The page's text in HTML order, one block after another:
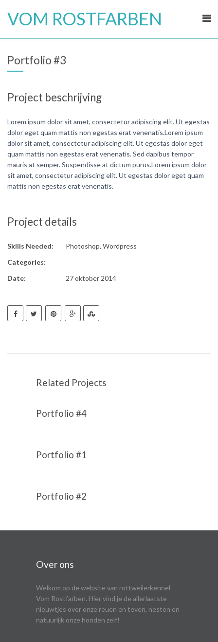
to
content
VOM ROSTFARBEN
Portfolio #3
Project beschrijving
Lorem ipsum dolor sit amet, consectetur adipiscing elit. Ut egestas
dolor eget quam mattis non egestas erat venenatis.Lorem ipsum
dolor sit amet, consectetur adipiscing elit. Ut egestas dolor eget
quam mattis non egestas erat venenatis. Sed dapibus tempor
mauris at semper. Suspendisse at dictum purus.Lorem ipsum dolor
sit amet, consectetur adipiscing elit. Ut egestas dolor eget quam
mattis non egestas erat venenatis.
Project details
Skills Needed: Photoshop, Wordpress
Categories:
Date:
27 oktober 2014
Related Projects
Portfolio #4
Portfolio #1
Portfolio #2
Over ons
Welkom op de website van rottweilerkennel
Vom Rostfarben. Hier vind je de allerlaatste
nieuwtjes over onze reuen en teven, nesten en
natuurlijk onze honden zelf!